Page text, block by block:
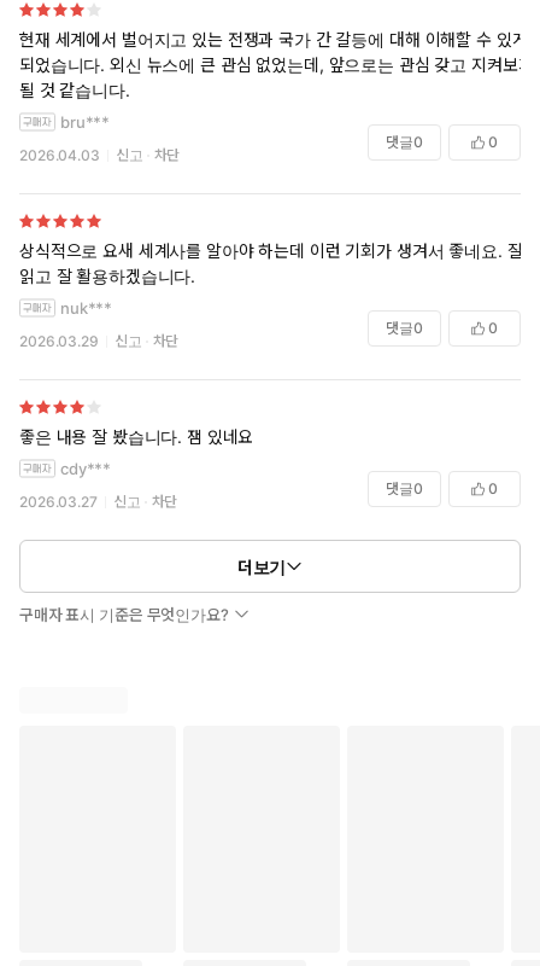
의 하나가 지정학 이니까요.
현재 세계에서 벌어지고 있는 전쟁과 국가 간 갈등에 대해 이해할 수 있게
되었습니다. 외신 뉴스에 큰 관심 없었는데, 앞으로는 관심 갖고 지켜보게
될 것 같습니다.
bru***
2026.04.03 신고 차단
댓글0 0
상식적으로 요새 세계사를 알아야 하는데 이런 기회가 생겨서 좋네요. 잘
읽고 잘 활용하겠습니다.
nuk***
2026.03.29 신고 차단
댓글0 0
좋은 내용 잘 봤습니다. 잼 있네요
cdy***
2026.03.27 신고 차단
댓글0 0
더보기
구매자 표시 기준은 무엇인가요?